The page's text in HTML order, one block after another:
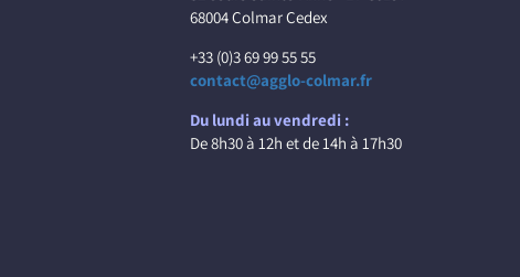
68004 Colmar Cedex
+33 (0)3 69 99 55 55
contact@agglo-colmar.fr
Du lundi au vendredi :
De 8h30 à 12h et de 14h à 17h30